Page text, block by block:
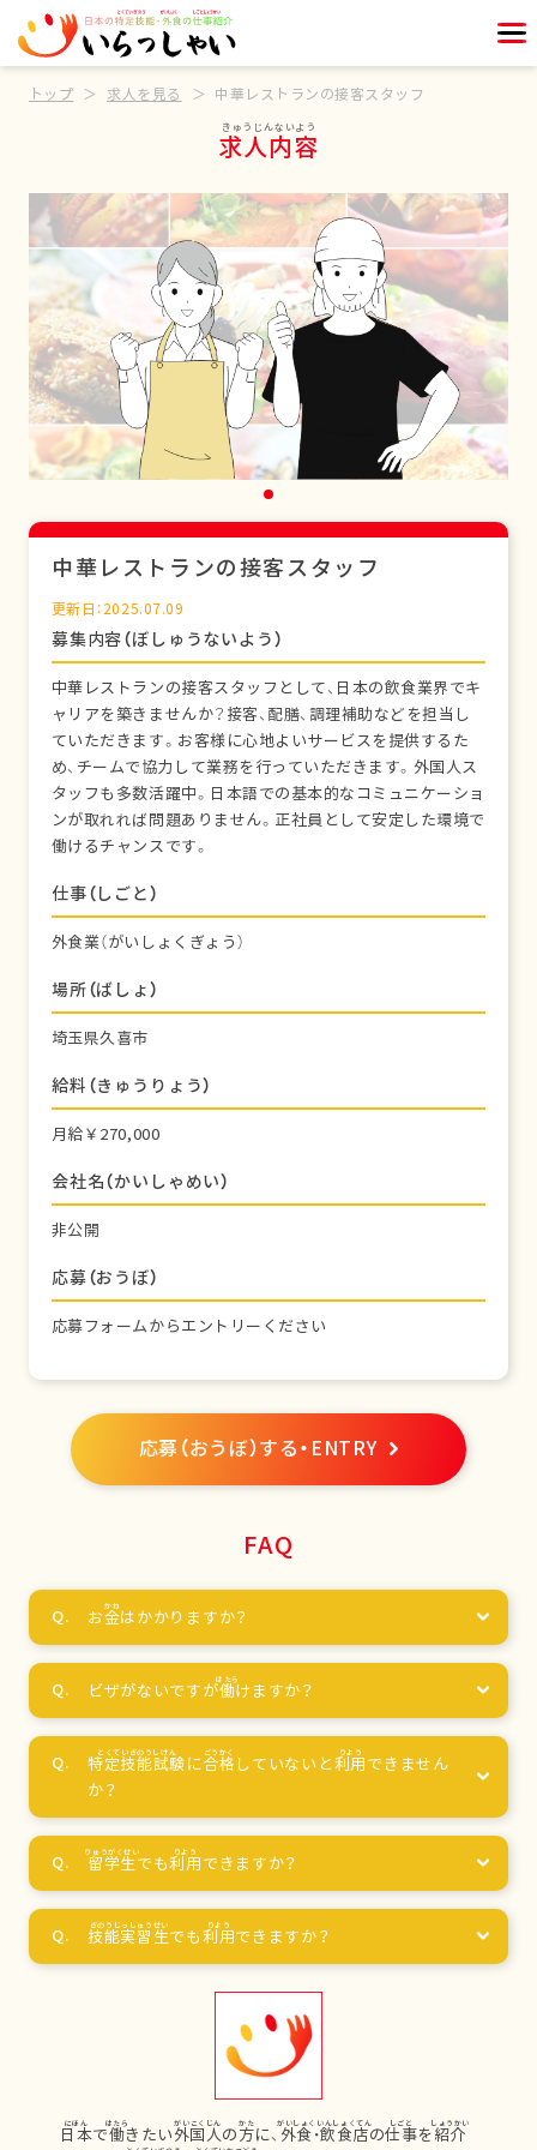
トップ 求人を見る 中華レストランの接客スタッフ
求人内容
中華レストランの接客スタッフ
更新日：2025.07.09
募集内容（ぼしゅうないよう）
中華レストランの接客スタッフとして、日本の飲食業界でキ
ャリアを築きませんか？接客、配膳、調理補助などを担当し
ていただきます。お客様に心地よいサービスを提供するた
め、チームで協力して業務を行っていただきます。外国人ス
タッフも多数活躍中。日本語での基本的なコミュニケーショ
ンが取れれば問題ありません。正社員として安定した環境で
働けるチャンスです。
仕事（しごと）
外食業（がいしょくぎょう）
場所（ばしょ）
埼玉県久喜市
給料（きゅうりょう）
月給￥270,000
会社名（かいしゃめい）
非公開
応募（おうぼ）
応募フォームからエントリーください
応募（おうぼ）する・ENTRY
FAQ
お金はかかりますか？
ビザがないですが働けますか？
特定技能試験に合格 していないと利用 できません
か？
留学生でも利用 できますか？
技能実習生でも利用できますか？
日本で働きたい外国人の方に、 外食 ・飲食店の仕事を紹介